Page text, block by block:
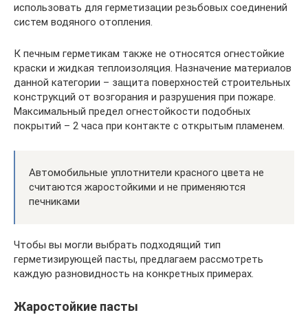
использовать для герметизации резьбовых соединений
систем водяного отопления.
К печным герметикам также не относятся огнестойкие
краски и жидкая теплоизоляция. Назначение материалов
данной категории – защита поверхностей строительных
конструкций от возгорания и разрушения при пожаре.
Максимальный предел огнестойкости подобных
покрытий – 2 часа при контакте с открытым пламенем.
Автомобильные уплотнители красного цвета не
считаются жаростойкими и не применяются
печниками
Чтобы вы могли выбрать подходящий тип
герметизирующей пасты, предлагаем рассмотреть
каждую разновидность на конкретных примерах.
Жаростойкие пасты